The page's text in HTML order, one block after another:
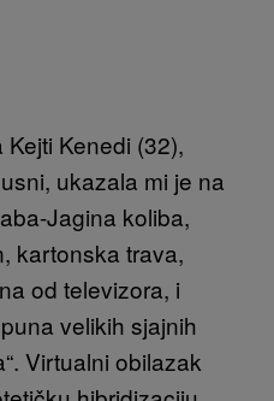
Kenedi (32),
ukazala mi je na
Jagina koliba,
kartonska trava,
od televizora, i
velikih sjajnih
Virtualni obilazak